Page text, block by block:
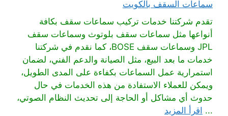
سماعات السقف بالكويت
تقدم شركتنا خدمات تركيب سماعات سقف بكافة
أنواعها مثل سماعات سقف بلوتوث وسماعات سقف
JPL وسماعات سقف BOSE، كما نقدم في شركتنا
خدمات ما بعد البيع، مثل الصيانة والدعم الفني، لضمان
استمرارية عمل السماعات بكفاءة على المدى الطويل،
ويمكن للعملاء الاستفادة من هذه الخدمات في حال
حدوث أي مشاكل أو الحاجة إلى تحديث النظام الصوتي،
... اقرأ المزيد